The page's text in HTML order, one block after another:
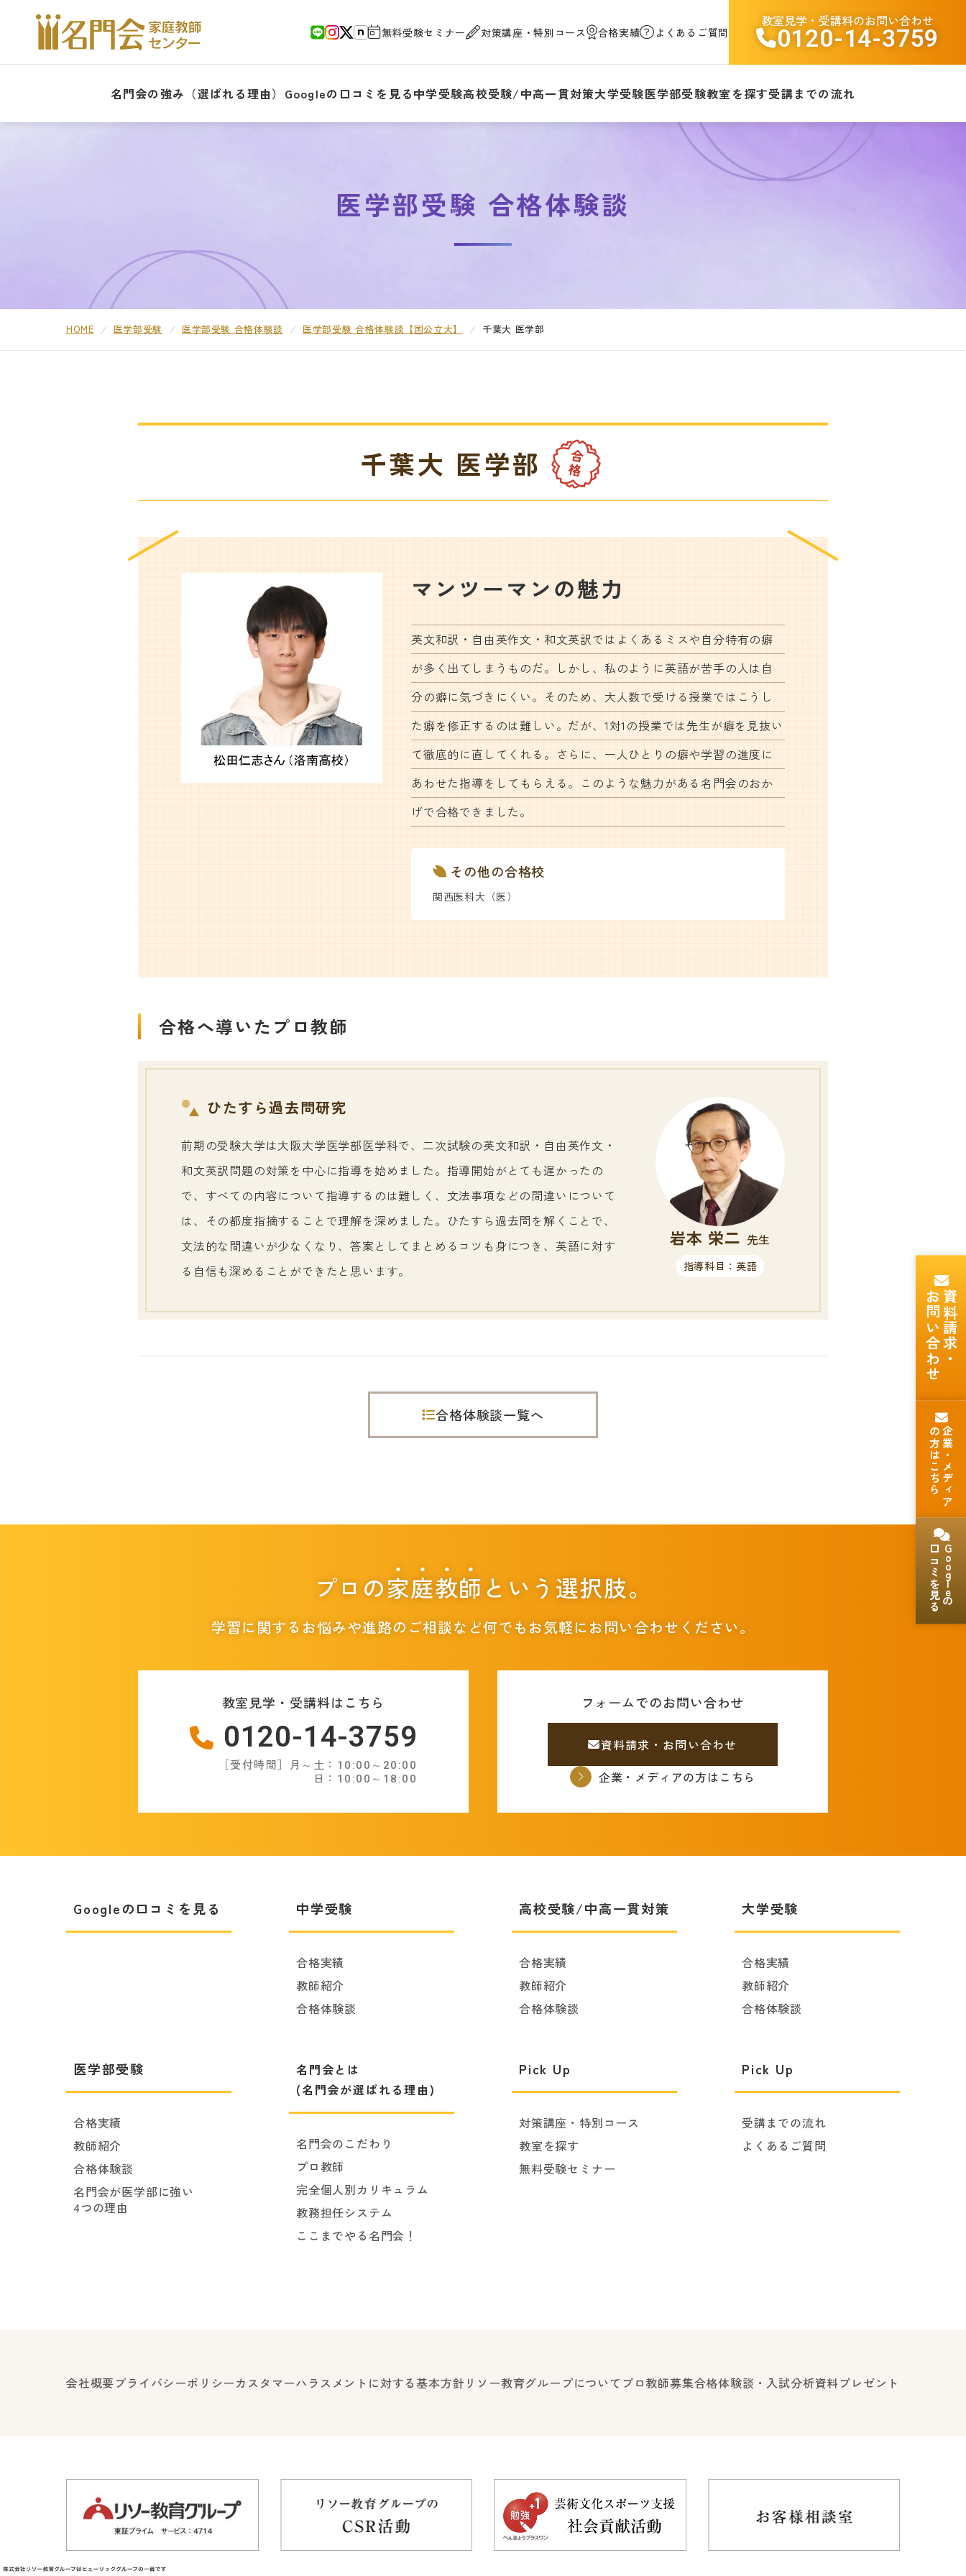
無料受験セミナー 対策講座・特別コース 合格実績 よくあるご質問
教室見学・受講料のお問い合わせ
0120-14-3759
名門会の強み（選ばれる理由） Googleの口コミを見る中学受験高校受験/中高一貫対策大学受験医学部受験教室を探す受講までの流れ
医学部受験 合格体験談
HOME 医学部受験 医学部受験 合格体験談 医学部受験 合格体験談【国公立大】 千葉大 医学部
千葉大 医学部
マンツーマンの魅力
英文和訳・自由英作文・和文英訳ではよくあるミスや自分特有の癖
が多く出てしまうものだ。しかし、私のように英語が苦手の人は自
分の癖に気づきにくい。そのため、大人数で受ける授業ではこうし
た癖を修正するのは難しい。だが、1対1の授業では先生が癖を見抜い
て徹底的に直してくれる。さらに、一人ひとりの癖や学習の進度に
あわせた指導をしてもらえる。このような魅力がある名門会のおか
げで合格できました。
その他の合格校
関西医科大（医）
合格へ導いたプロ教師
岩本 栄二 先生
指導科目：英語
ひたすら過去問研究
前期の受験大学は大阪大学医学部医学科で、二次試験の英文和訳・自由英作文・
和文英訳問題の対策を中心に指導を始めました。指導開始がとても遅かったの
で、すべての内容について指導するのは難しく、文法事項などの間違いについて
は、その都度指摘することで理解を深めました。ひたすら過去問を解くことで、
文法的な間違いが少なくなり、答案としてまとめるコツも身につき、英語に対す
る自信も深めることができたと思います。
合格体験談一覧へ
プロの家庭教師という選択肢。
学習に関するお悩みや進路のご相談など何でもお気軽にお問い合わせください。
教室見学・受講料はこちら
0120-14-3759
［受付時間］月～土：10:00～20:00
日：10:00～18:00
フォームでのお問い合わせ
資料請求・お問い合わせ
企業・メディアの方はこちら
Googleの口コミを見る 中学受験
合格実績
教師紹介
合格体験談
高校受験/中高一貫対策
合格実績
教師紹介
合格体験談
大学受験
合格実績
教師紹介
合格体験談
医学部受験
合格実績
教師紹介
合格体験談
名門会が医学部に強い
4つの理由
名門会とは
(名門会が選ばれる理由)
名門会のこだわり
プロ教師
完全個人別カリキュラム
教務担任システム
ここまでやる名門会！
Pick Up
対策講座・特別コース
教室を探す
無料受験セミナー
Pick Up
受講までの流れ
よくあるご質問
会社概要プライバシーポリシーカスタマーハラスメントに対する基本方針 リソー教育グループについて プロ教師募集合格体験談・入試分析資料プレゼント
資料請求・
お問い合わせ
企業・メディア
の方はこちら
Goog
le
の
口コミを見る